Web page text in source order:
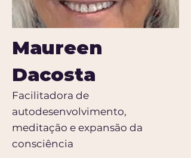
Maureen
Dacosta
Facilitadora de
autodesenvolvimento,
meditação e expansão da
consciência